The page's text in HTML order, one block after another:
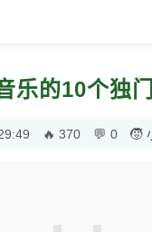
乐的10个独
370 0